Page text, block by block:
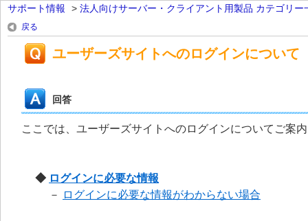
サポート情報 > 法人向けサーバー・クライアント用製品 カテゴリー
戻る
ユーザーズサイトへのログインについて
回答
ここでは、ユーザーズサイトへのログインについてご案
◆ ログインに必要な情報
－
ログインに必要な情報がわからない場合